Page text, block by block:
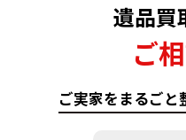
遺品買
ご
ご実家をまるごと